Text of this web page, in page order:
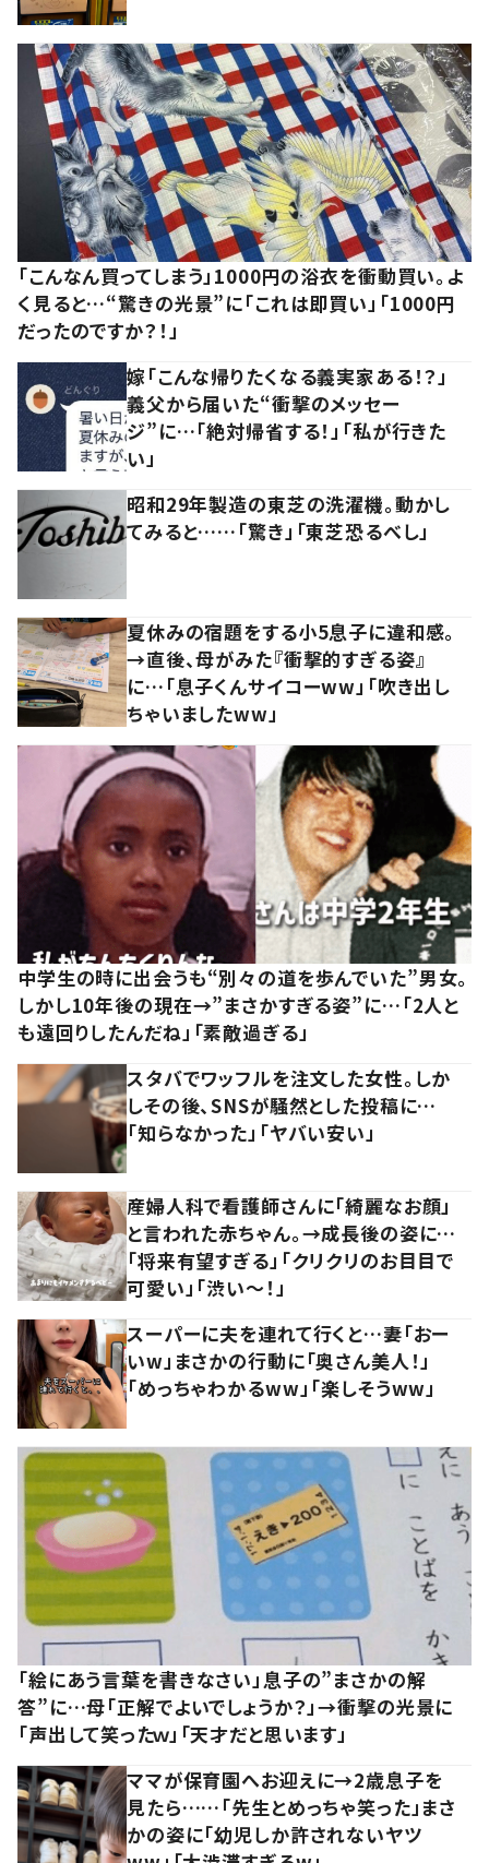
「こんなん買ってしまう」1000円の浴衣を衝動買い。よ
く見ると…“驚きの光景”に「これは即買い」「1000円
だったのですか？！」
嫁「こんな帰りたくなる義実家ある！？」
義父から届いた“衝撃のメッセー
ジ”に…「絶対帰省する！」「私が行きた
い」
昭和29年製造の東芝の洗濯機。動かし
てみると……「驚き」「東芝恐るべし」
夏休みの宿題をする小5息子に違和感。
→直後、母がみた『衝撃的すぎる姿』
に…「息子くんサイコーww」「吹き出し
ちゃいましたww」
中学生の時に出会うも“別々の道を歩んでいた”男女。
しかし10年後の現在→”まさかすぎる姿”に…「2人と
も遠回りしたんだね」「素敵過ぎる」
スタバでワッフルを注文した女性。しか
しその後、SNSが騒然とした投稿に…
「知らなかった」「ヤバい安い」
産婦人科で看護師さんに「綺麗なお顔」
と言われた赤ちゃん。→成長後の姿に…
「将来有望すぎる」「クリクリのお目目で
可愛い」「渋い～！」
スーパーに夫を連れて行くと…妻「おー
いw」まさかの行動に「奥さん美人！」
「めっちゃわかるww」「楽しそうww」
「絵にあう言葉を書きなさい」息子の”まさかの解
答”に…母「正解でよいでしょうか？」→衝撃の光景に
「声出して笑ったｗ」「天才だと思います」
ママが保育園へお迎えに→2歳息子を
見たら……「先生とめっちゃ笑った」まさ
かの姿に「幼児しか許されないヤツ